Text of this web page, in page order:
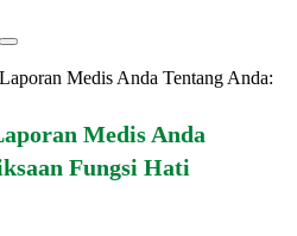
Medis Anda Tentang Anda:
Medis Anda
Fungsi Hati